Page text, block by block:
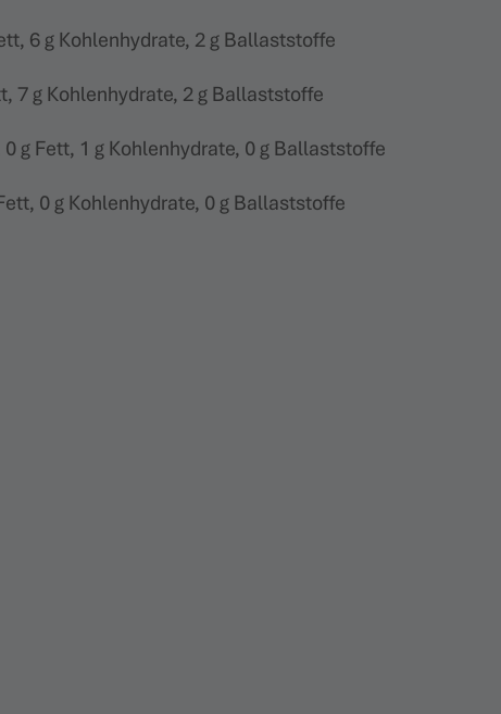
6 g Kohlenhydrate, 2 g Ballaststoffe
7 g Kohlenhydrate, 2 g Ballaststoffe
g Fett, 1 g Kohlenhydrate, 0 g Ballaststoffe
0 g Kohlenhydrate, 0 g Ballaststoffe